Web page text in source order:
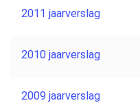
2011 jaarverslag
2010 jaarverslag
2009 jaarverslag